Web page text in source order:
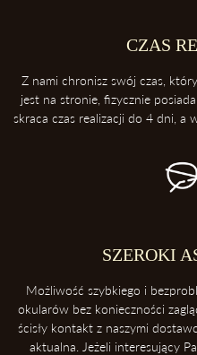
Etui ochroni twoje okulary przed
Dzięki temu ochronisz soczewki
4. Unikaj kontaktu z wysokimi
źródeł ciepła takich, jak deska
5. Ściąganie okularów
CZAS
Z nami chronisz swój czas,
jest na stronie, fizycznie
skraca czas realizacji do 4 dni, a
SZEROKI
Możliwość szybkiego i
okularów bez konieczności
ścisły kontakt z naszymi
aktualna. Jeżeli interesujący